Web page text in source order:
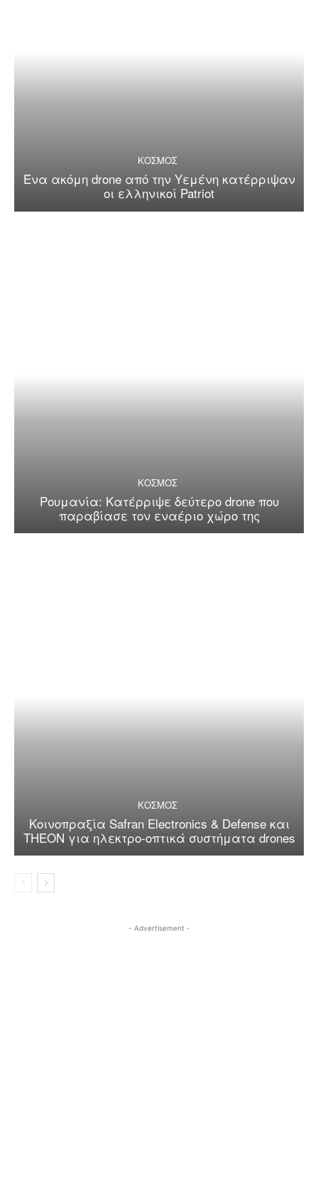
ΚΟΣΜΟΣ
Ένα ακόμη drone από την Υεμένη κατέρριψαν
οι ελληνικοί Patriot
ΚΟΣΜΟΣ
Ρουμανία: Κατέρριψε δεύτερο drone που
παραβίασε τον εναέριο χώρο της
ΚΟΣΜΟΣ
Κοινοπραξία Safran Electronics & Defense και
THEON για ηλεκτρο-οπτικά συστήματα drones
- Advertisement -